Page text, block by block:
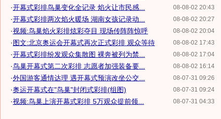
08-08-02 20:43
·开幕式彩排鸟巢变化全记录 焰火让市民感...
08-08-02 20:27
·开幕式彩排两次焰火暖场 湖南女孩记录动...
08-08-02 20:04
·视频:鸟巢焰火彩排炫彩夺目 现场传阵阵惊呼
08-08-02 17:43
·图文:北京奥运会开幕式再次正式彩排 观众等待
08-08-02 17:04
·开幕式彩排纷发观众集散图 裸奔被列为禁...
08-08-02 16:14
·鸟巢开幕式第二次彩排 志愿者加强装备要...
08-07-31 09:26
·外国游客通情达理 遇开幕式预演改坐公交...
08-07-31 09:24
·奥运开幕式在"鸟巢"封闭式彩排(组图)
08-07-31 04:33
·视频:鸟巢上演开幕式彩排 5万观众提前领...